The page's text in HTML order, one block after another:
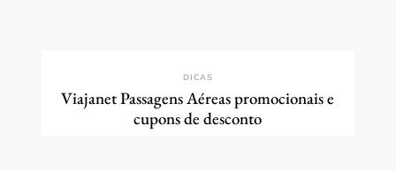
DICAS
Viajanet Passagens Aéreas promocionais e
cupons de desconto